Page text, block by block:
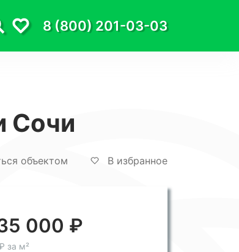
8 (800) 201-03-03
Сочи
объектом В избранное
000 ₽
за м²